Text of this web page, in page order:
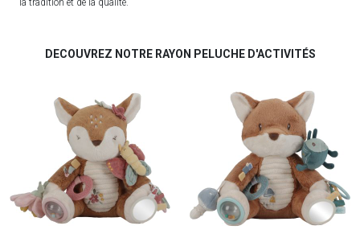
DECOUVREZ NOTRE RAYON PELUCHE D'ACTIVITÉS